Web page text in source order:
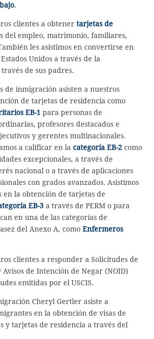
.
clientes a obtenertarjetas de
del empleo, matrimonio, familiares,
les asistimos en convertirse en
Unidos a través de la
de sus padres.
de inmigración asisten a nuestros
de tarjetas de residencia como
EB-1 para personas de
profesores destacados e
y gerentes multinacionales.
a calificar en lacategoría EB-2 como
excepcionales, a través de
nacional o a través de aplicaciones
con grados avanzados. Asistimos
en la obtención de tarjetas de
EB-3 a través de PERM o para
en una de las categorías de
del Anexo A, comoEnfermeros
clientes a responder a Solicitudes de
Avisos de Intención de Negar (NOID)
emitidas por el USCIS.
Cheryl Gertler asiste a
en la obtención de visas de
y tarjetas de residencia a través del